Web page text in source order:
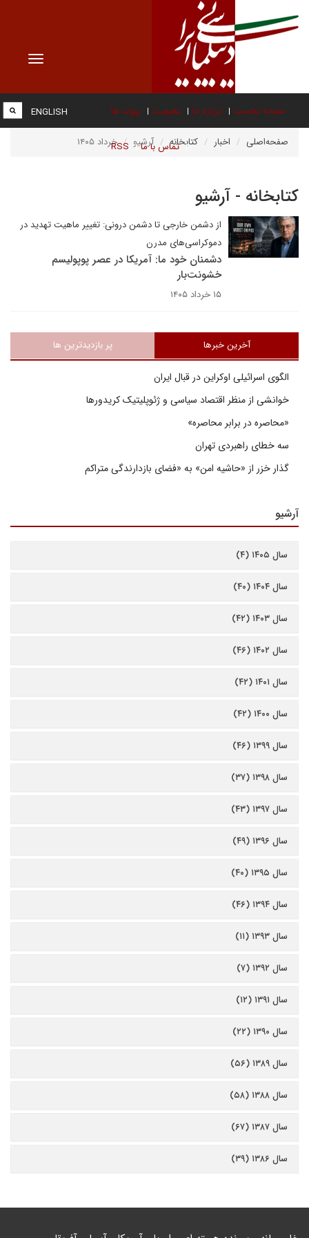
Toggle
صفحه نخست درباره ما عضویت پیوند ها
تماس با ما RSS
ENGLISH
صفحه‌اصلی اخبار کتابخانه آرشیو خرداد ۱۴۰۵
کتابخانه - آرشیو
از دشمن خارجی تا دشمن درونی: تغییر ماهیت تهدید در
دموکراسی‌های مدرن
دشمنان خود ما: آمریکا در عصر پوپولیسم
خشونت‌بار
۱۵ خرداد ۱۴۰۵
آخرین خبرها پر بازدیدترین ها
الگوی اسرائیلی اوکراین در قبال ایران
خوانشی از منظر اقتصاد سیاسی و ژئوپلیتیک کریدورها
«محاصره در برابر محاصره»
سه خطای راهبردی تهران
گذار خزر از «حاشیه امن» به «فضای بازدارندگی متراکم
آرشیو
سال ۱۴۰۵ (۴)
سال ۱۴۰۴ (۴۰)
سال ۱۴۰۳ (۴۲)
سال ۱۴۰۲ (۴۶)
سال ۱۴۰۱ (۴۲)
سال ۱۴۰۰ (۴۲)
سال ۱۳۹۹ (۴۶)
سال ۱۳۹۸ (۳۷)
سال ۱۳۹۷ (۴۳)
سال ۱۳۹۶ (۴۹)
سال ۱۳۹۵ (۴۰)
سال ۱۳۹۴ (۴۶)
سال ۱۳۹۳ (۱۱)
سال ۱۳۹۲ (۷)
سال ۱۳۹۱ (۱۲)
سال ۱۳۹۰ (۲۲)
سال ۱۳۸۹ (۵۶)
سال ۱۳۸۸ (۵۸)
سال ۱۳۸۷ (۶۷)
سال ۱۳۸۶ (۳۹)